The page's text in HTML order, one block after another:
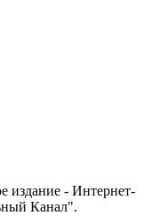
издание - Интернет-
Канал".